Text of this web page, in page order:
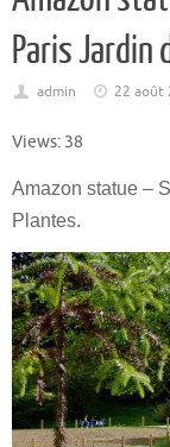
Paris Jardin
admin 22 août
Views: 38
Amazon statue –
Plantes.